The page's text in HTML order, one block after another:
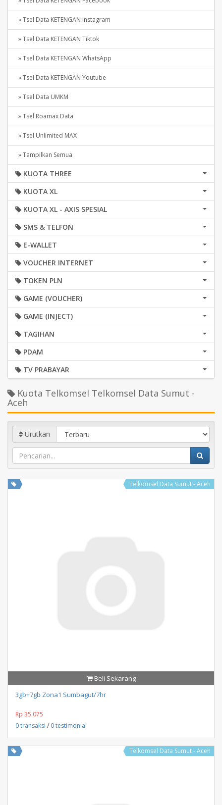
» Tsel Data KETENGAN Instagram
» Tsel Data KETENGAN Tiktok
» Tsel Data KETENGAN WhatsApp
» Tsel Data KETENGAN Youtube
» Tsel Data UMKM
» Tsel Roamax Data
» Tsel Unlimited MAX
» Tampilkan Semua
KUOTA THREE
KUOTA XL
KUOTA XL - AXIS SPESIAL
SMS & TELFON
E-WALLET
VOUCHER INTERNET
TOKEN PLN
GAME (VOUCHER)
GAME (INJECT)
TAGIHAN
PDAM
TV PRABAYAR
Kuota Telkomsel Telkomsel Data Sumut -
Aceh
Urutkan
Telkomsel Data Sumut - Aceh
Beli Sekarang
3gb+7gb Zona1 Sumbagut/7hr
Rp 35.075
0 transaksi / 0 testimonial
Telkomsel Data Sumut - Aceh